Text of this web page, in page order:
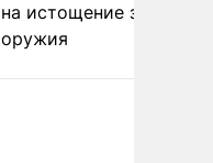
на истощение запасов
оружия